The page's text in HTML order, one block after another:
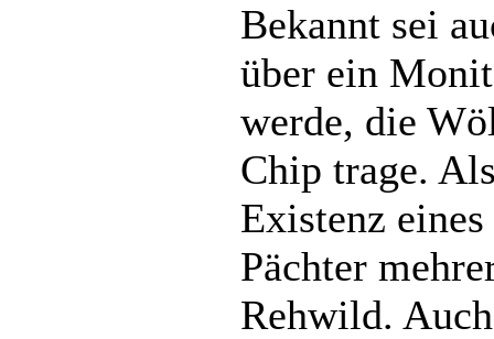
Bekannt sei
über ein
werde, die
Chip trage.
Existenz
Pächter
Rehwild.